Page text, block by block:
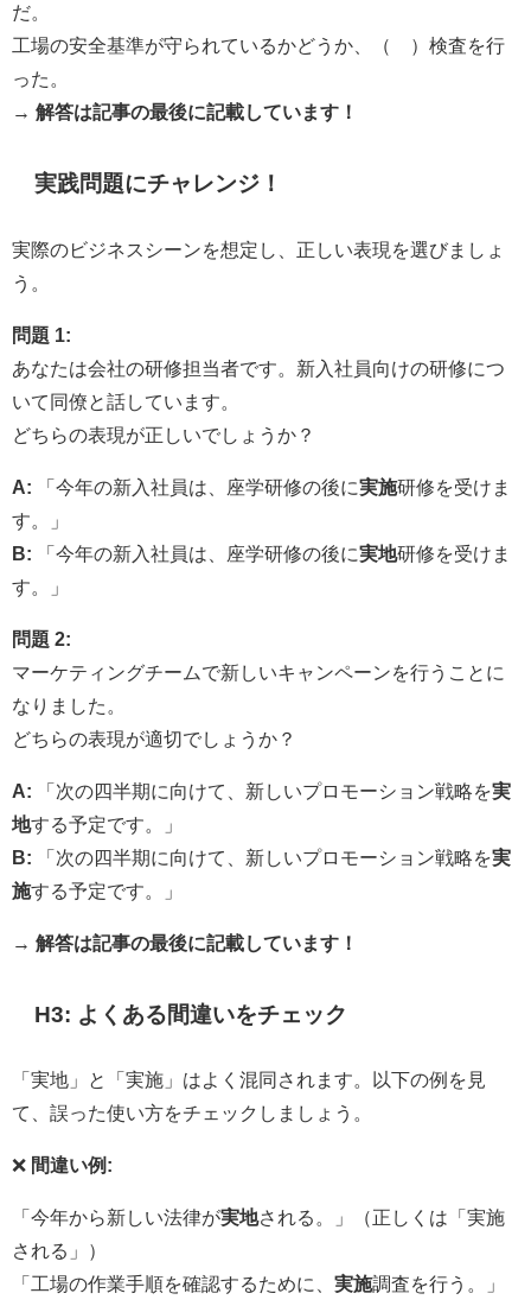
だ。
工場の安全基準が守られているかどうか、（ ）検査を行
った。
→ 解答は記事の最後に記載しています！
実践問題にチャレンジ！
実際のビジネスシーンを想定し、正しい表現を選びましょ
う。
問題 1:
あなたは会社の研修担当者です。新入社員向けの研修につ
いて同僚と話しています。
どちらの表現が正しいでしょうか？
A: 「今年の新入社員は、座学研修の後に実施研修を受けま
す。」
B: 「今年の新入社員は、座学研修の後に実地研修を受けま
す。」
問題 2:
マーケティングチームで新しいキャンペーンを行うことに
なりました。
どちらの表現が適切でしょうか？
A: 「次の四半期に向けて、新しいプロモーション戦略を実
地する予定です。」
B: 「次の四半期に向けて、新しいプロモーション戦略を実
施する予定です。」
→ 解答は記事の最後に記載しています！
H3: よくある間違いをチェック
「実地」と「実施」はよく混同されます。以下の例を見
て、誤った使い方をチェックしましょう。
❌ 間違い例:
「今年から新しい法律が実地される。」（正しくは「実施
される」）
「工場の作業手順を確認するために、 実施調査を行う。」